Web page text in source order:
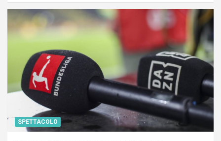
SPETTACOLO